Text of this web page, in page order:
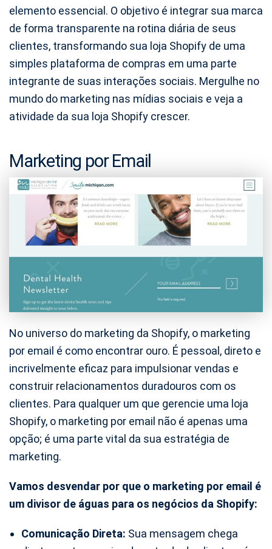
elemento essencial. O objetivo é integrar sua marca
de forma transparente na rotina diária de seus
clientes, transformando sua loja Shopify de uma
simples plataforma de compras em uma parte
integrante de suas interações sociais. Mergulhe no
mundo do marketing nas mídias sociais e veja a
atividade da sua loja Shopify crescer.
Marketing por Email
No universo do marketing da Shopify, o marketing
por email é como encontrar ouro. É pessoal, direto e
incrivelmente eficaz para impulsionar vendas e
construir relacionamentos duradouros com os
clientes. Para qualquer um que gerencie uma loja
Shopify, o marketing por email não é apenas uma
opção; é uma parte vital da sua estratégia de
marketing.
Vamos desvendar por que o marketing por email é
um divisor de águas para os negócios da Shopify:
Comunicação Direta: Sua mensagem chega